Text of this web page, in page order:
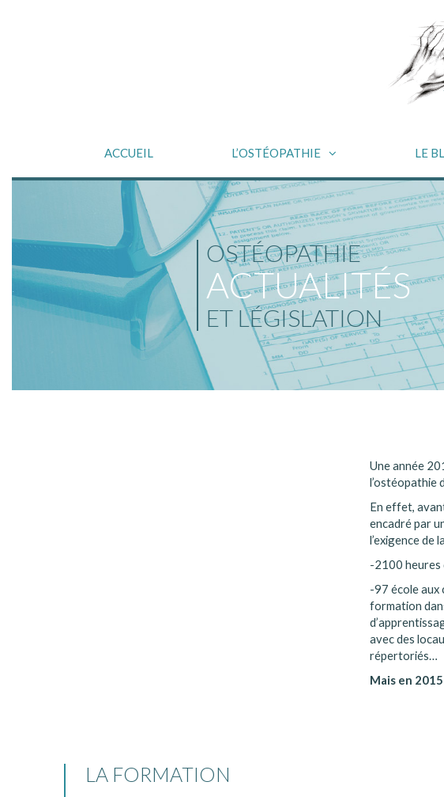
ACCUEIL L’OSTÉOPATHIE LE
OSTÉOPATHIE
ACTUALITÉS
ET LÉGISLATION
Une année
l’ostéopathie
En effet,
encadré par
l’exigence de
-2100
-97 école aux
formation
avec des
répertoriés…
Mais en
LA FORMATION